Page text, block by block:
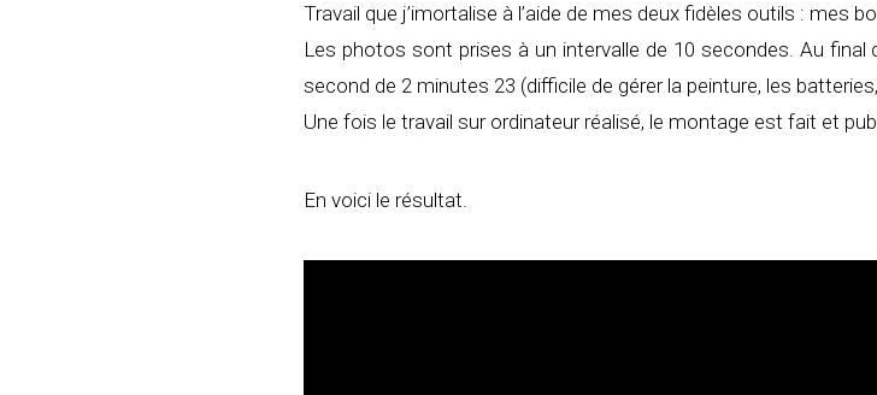
Travail que j’imortalise à l’aide de mes deux fidèles outils : mes
Les photos sont prises à un intervalle de 10 secondes. Au
second de 2 minutes 23 (difficile de gérer la peinture, les
Une fois le travail sur ordinateur réalisé, le montage est fait et
En voici le résultat.